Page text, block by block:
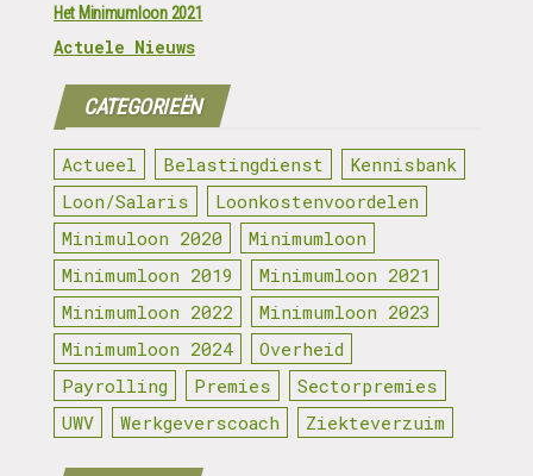
Het Minimumloon 2021
Actuele Nieuws
CATEGORIEËN
Actueel Belastingdienst
Kennisbank
Loon/Salaris
Loonkostenvoordelen
Minimuloon 2020
Minimumloon
Minimumloon 2019
Minimumloon 2021
Minimumloon 2022
Minimumloon 2023
Minimumloon 2024
Overheid
Payrolling
Premies
Sectorpremies
UWV
Werkgeverscoach Ziekteverzuim